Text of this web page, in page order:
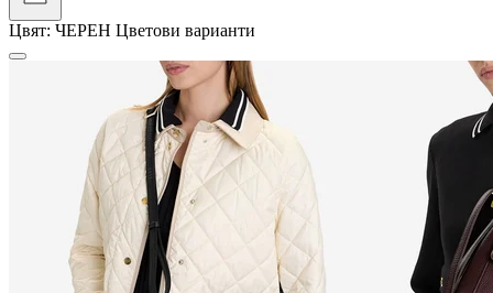
Цвят: ЧЕРЕН Цветови варианти